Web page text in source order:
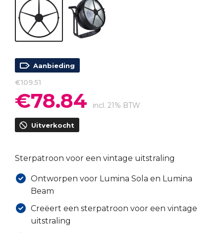
Aanbieding
€109.51
Oorspronkelijke
prijs
was:
€109.51.
€78.84 prijs
incl. 21% BTW
Uitverkocht
Sterpatroon voor een vintage uitstraling
Ontworpen voor Lumina Sola en Lumina
Beam
Creëert een sterpatroon voor een vintage
uitstraling